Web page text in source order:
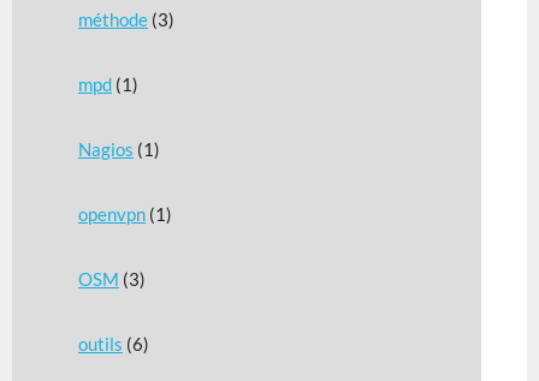
méthode (3)
mpd (1)
Nagios (1)
openvpn (1)
OSM (3)
outils (6)